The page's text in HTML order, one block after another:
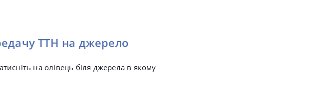
ТТН на джерело
на олівець біля джерела в якому